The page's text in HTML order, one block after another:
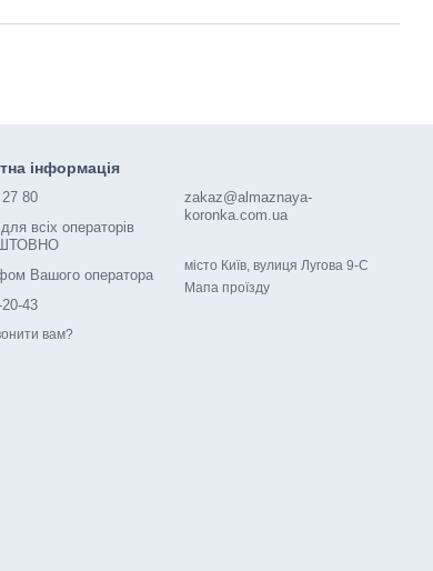
інформація
80
всіх операторів
Вашого оператора
43
вам?
zakaz@almaznaya-
koronka.com.ua
місто Київ, вулиця Лугова 9-С
Мапа проїзду